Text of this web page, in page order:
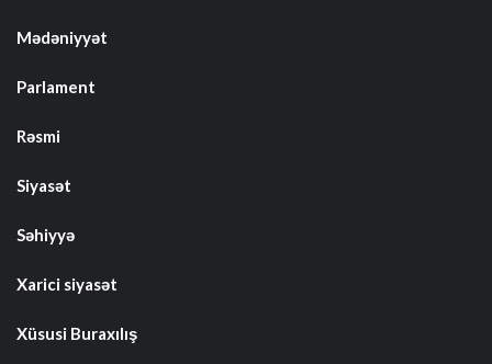
Mədəniyyət
Parlament
Rəsmi
Siyasət
Səhiyyə
Xarici siyasət
Xüsusi Buraxılış